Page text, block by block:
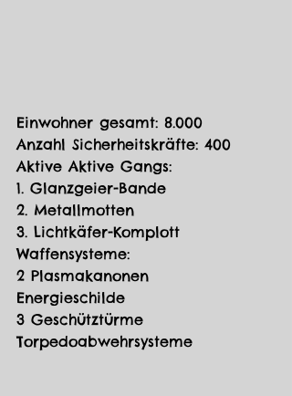
Einwohner gesamt: 8.000
Anzahl Sicherheitskräfte: 400
Aktive Aktive Gangs:
1. Glanzgeier-Bande
2. Metallmotten
3. Lichtkäfer-Komplott
Waffensysteme:
2 Plasmakanonen
Energieschilde
3 Geschütztürme
Torpedoabwehrsysteme